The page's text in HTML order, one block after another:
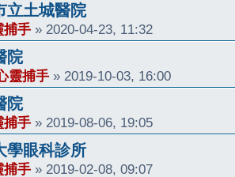
立土城醫院
捕手 » 2020-04-23, 11:32
院
靈捕手 » 2019-10-03, 16:00
院
捕手 » 2019-08-06, 19:05
學眼科診所
捕手 » 2019-02-08, 09:07